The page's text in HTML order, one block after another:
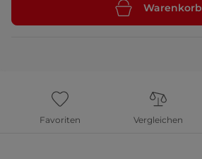
Warenkorb
Favoriten Vergleichen